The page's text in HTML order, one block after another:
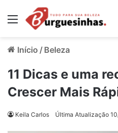
Menu
Início / Beleza
11 Dicas e uma
Crescer Mais
Keila Carlos Última Atualização